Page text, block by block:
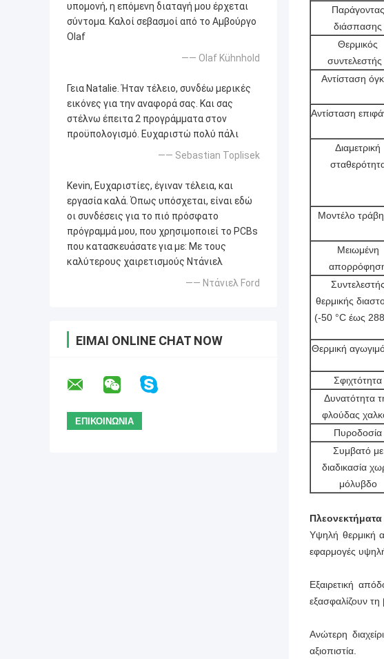
υπομονή, η επόμενη διαταγή μου έρχεται
σύντομα. Καλοί σεβασμοί από το Αμβούργο
Olaf
—— Olaf Kühnhold
Γεια Natalie. Ήταν τέλειο, συνδέω μερικές
εικόνες για την αναφορά σας. Και σας
στέλνω έπειτα 2 προγράμματα στον
προϋπολογισμό. Ευχαριστώ πολύ πάλι
—— Sebastian Toplisek
Kevin, Ευχαριστίες, έγιναν τέλεια, και
εργασία καλά. Όπως υπόσχεται, είναι εδώ
οι συνδέσεις για το πιό πρόσφατο
πρόγραμμά μου, που χρησιμοποιεί το PCBs
που κατασκευάσατε για με: Με τους
καλύτερους χαιρετισμούς Ντάνιελ
—— Ντάνιελ Ford
ΕΊΜΑΙ ONLINE CHAT NOW
Παράγοντας
διάσπασης
Θερμικός
συντελεστής
Αντίσταση
Αντίσταση
Διαμετρική
Μοντέλο
Μειωμένη
Συντελεστής
θερμικής
(-50 °C έως
Θερμική
Σφιχτότητα
Δυνατότητα
φλούδας
Πυροδοσία
Συμβατό με
διαδικασία
μόλυβδο
Πλεονεκτήματα
Υψηλή θερμική
εφαρμογές
Εξαιρετική
εξασφαλίζουν τη
Ανώτερη
αξιοπιστία.